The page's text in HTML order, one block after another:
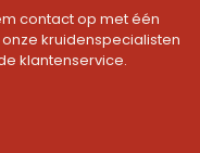
contact op met één
kruidenspecialisten
klantenservice.